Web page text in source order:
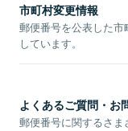
市町村変更情報
郵便番号を公表した
しています。
よくあるご質問・お
郵便番号に関するさま